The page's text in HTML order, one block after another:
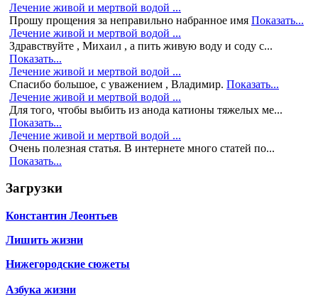
Лечение живой и мертвой водой ...
Прошу прощения за неправильно набранное имя Показать...
Лечение живой и мертвой водой ...
Здравствуйте , Михаил , а пить живую воду и соду с...
Показать...
Лечение живой и мертвой водой ...
Спасибо большое, с уважением , Владимир. Показать...
Лечение живой и мертвой водой ...
Для того, чтобы выбить из анода катионы тяжелых ме...
Показать...
Лечение живой и мертвой водой ...
Очень полезная статья. В интернете много статей по...
Показать...
Загрузки
Константин Леонтьев
Лишить жизни
Нижегородские сюжеты
Азбука жизни